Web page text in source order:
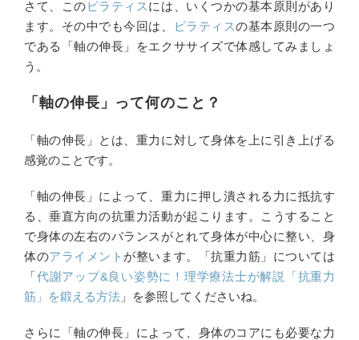
さて、このピラティスには、いくつかの基本原則があり
ます。その中でも今回は、
ピラティスの基本原則の一つ
である「軸の伸長」をエクササイズで体感してみましょ
う。
「軸の伸長」って何のこと？
「軸の伸長」とは、重力に対して身体を上に引き上げる
感覚のことです。
「軸の伸長」によって、重力に押し潰される力に抵抗す
る、垂直方向の抗重力活動が起こります。こうすること
で身体の左右のバランスがとれて身体が中心に整い、身
体のアライメント が整います。「抗重力筋」については
「代謝アップ&良い姿勢に！理学療法士が解説「抗重力
筋」を鍛える方法 」を参照してくださいね。
さらに「軸の伸長」によって、身体のコアにも必要な力